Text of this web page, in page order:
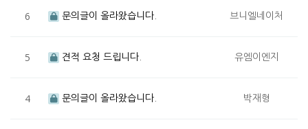
6 문의글이 올라왔습니다. 브니엘네이처
5 견적 요청 드립니다. 유엠이엔지
4 문의글이 올라왔습니다. 박재형